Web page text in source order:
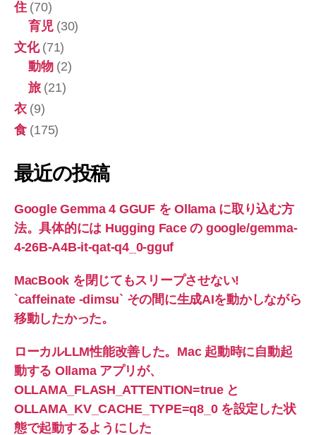
住(70)
育児(30)
文化(71)
動物(2)
旅(21)
衣(9)
食(175)
最近の投稿
Google Gemma 4 GGUF を Ollama に取り込む方
法。具体的には Hugging Face の google/gemma-
4-26B-A4B-it-qat-q4_0-gguf
MacBook を閉じてもスリープさせない!
`caffeinate -dimsu` その間に生成AIを動かしながら
移動したかった。
ローカルLLM性能改善した。Mac 起動時に自動起
動する Ollama アプリが、
OLLAMA_FLASH_ATTENTION=true と
OLLAMA_KV_CACHE_TYPE=q8_0 を設定した状
態で起動するようにした